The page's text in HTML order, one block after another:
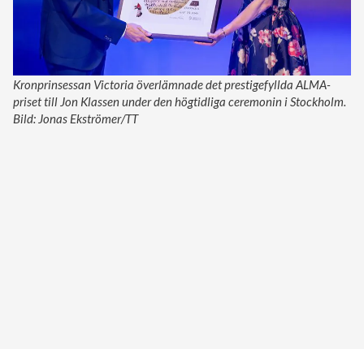
Kronprinsessan Victoria överlämnade det prestigefyllda ALMA-
priset till Jon Klassen under den högtidliga ceremonin i Stockholm.
Bild: Jonas Ekströmer/TT